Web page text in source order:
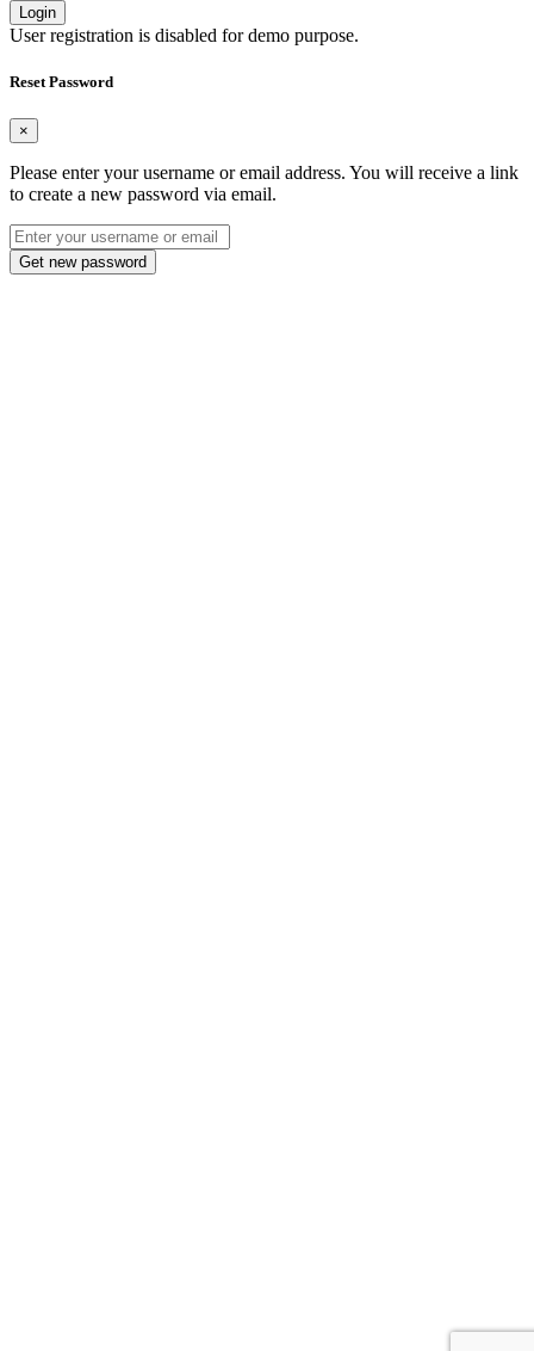
Login
User registration is disabled for demo purpose.
Reset Password
×
Please enter your username or email address. You will receive a link
to create a new password via email.
Get new password